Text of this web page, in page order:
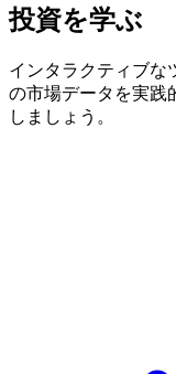
投資を学ぶ
インタラクティブな
の市場データを実践
しましょう。